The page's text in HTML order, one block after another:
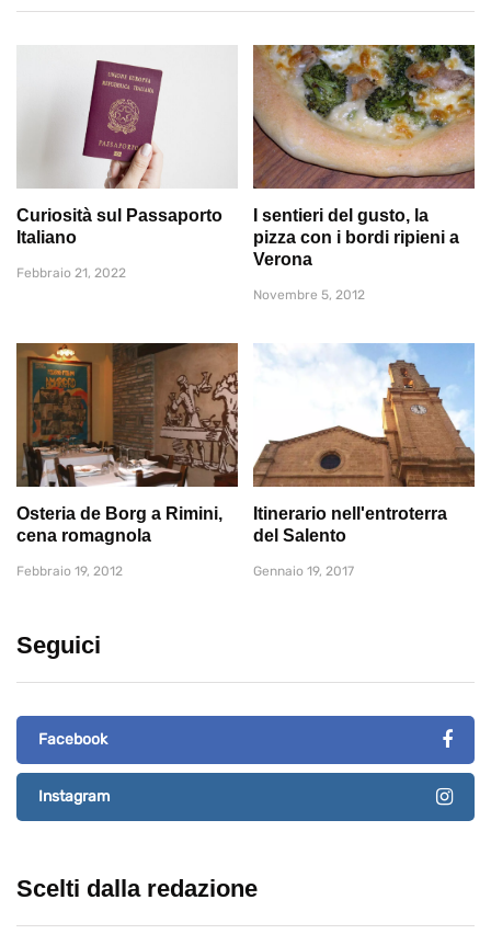
Curiosità sul Passaporto
Italiano
Febbraio 21, 2022
I sentieri del gusto, la
pizza con i bordi ripieni a
Verona
Novembre 5, 2012
Osteria de Borg a Rimini,
cena romagnola
Febbraio 19, 2012
Itinerario nell'entroterra
del Salento
Gennaio 19, 2017
Seguici
Facebook
Instagram
Scelti dalla redazione